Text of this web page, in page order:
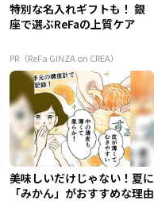
特別な名入れギフトも！ 銀
座で選ぶReFaの上質ケア
PR（ReFa GINZA on CREA）
美味しいだけじゃない！夏に
「みかん」がおすすめな理由